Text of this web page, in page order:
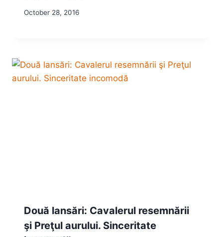
October 28, 2016
Două lansări: Cavalerul resemnării
şi Preţul aurului. Sinceritate